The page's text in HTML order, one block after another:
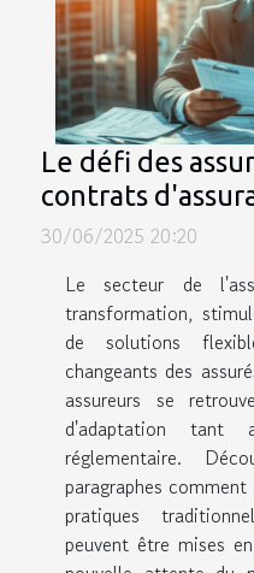
Le défi des
contrats
30/06/2025 20:20
Le secteur de
transformation,
de solutions
changeants des
assureurs se
d'adaptation tant
réglementaire.
paragraphes
pratiques
peuvent être mises